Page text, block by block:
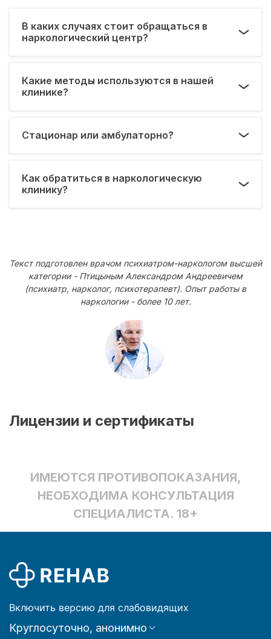
В каких случаях стоит обращаться в
наркологический центр?
Какие методы используются в нашей
клинике?
Стационар или амбулаторно?
Как обратиться в наркологическую
клинику?
Текст подготовлен врачом психиатром-наркологом высшей
категории - Птицыным Александром Андреевичем
(психиатр, нарколог, психотерапевт). Опыт работы в
наркологии - более 10 лет.
Лицензии и сертификаты
ИМЕЮТСЯ ПРОТИВОПОКАЗАНИЯ,
НЕОБХОДИМА КОНСУЛЬТАЦИЯ
СПЕЦИАЛИСТА. 18+
Включить версию для слабовидящих
Круглосуточно, анонимно